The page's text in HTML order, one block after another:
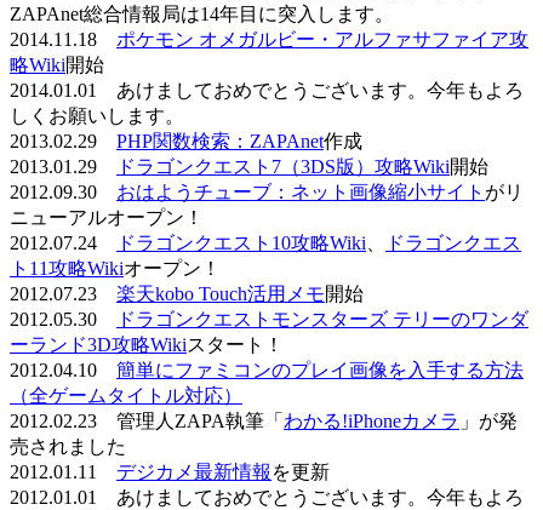
ZAPAnet総合情報局は14年目に突入します。
2014.11.18 ポケモン オメガルビー・アルファサファイア攻
略Wiki開始
2014.01.01 あけましておめでとうございます。今年もよろ
しくお願いします。
2013.02.29 PHP関数検索：ZAPAnet作成
2013.01.29
ドラゴンクエスト7（3DS版）攻略Wiki開始
2012.09.30 おはようチューブ：ネット画像縮小サイト がリ
ニューアルオープン！
2012.07.24
ドラゴンクエスト10攻略Wiki
ドラゴンクエス
ト11攻略Wikiオープン！
2012.07.23 楽天kobo Touch活用メモ開始
2012.05.30
ドラゴンクエストモンスターズ テリーのワンダ
ーランド3D攻略Wikiスタート！
2012.04.10 簡単にファミコンのプレイ画像を入手する方法
（全ゲームタイトル対応）
2012.02.23 管理人ZAPA執筆「 わかる!iPhoneカメラ 」が発
売されました
2012.01.11 デジカメ最新情報 を更新
2012.01.01 あけましておめでとうございます。今年もよろ